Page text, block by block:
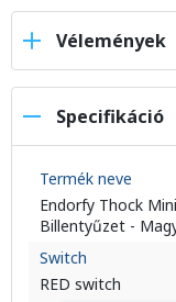
Vélemények
Specifikáció
Termék neve
Endorfy Thock
Billentyűzet -
Switch
RED switch